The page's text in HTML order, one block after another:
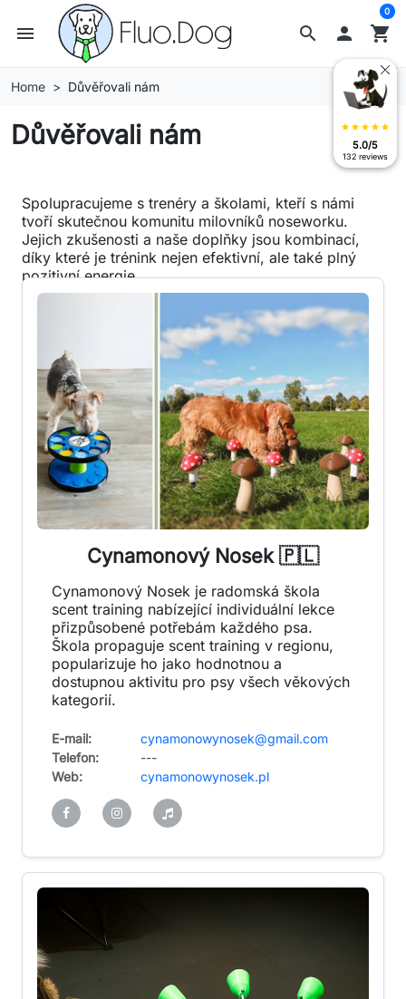
search
menu  shopping_cart
0
Home Důvěřovali nám
Důvěřovali nám
Spolupracujeme s trenéry a školami, kteří s námi
tvoří skutečnou komunitu milovníků noseworku.
Jejich zkušenosti a naše doplňky jsou kombinací,
díky které je trénink nejen efektivní, ale také plný
pozitivní energie.
Cynamonový Nosek 🇵🇱
Cynamonový Nosek je radomská škola
scent training nabízející individuální lekce
přizpůsobené potřebám každého psa.
Škola propaguje scent training v regionu,
popularizuje ho jako hodnotnou a
dostupnou aktivitu pro psy všech věkových
kategorií.
E-mail:
cynamonowynosek@gmail.com
Telefon:
---
Web:
cynamonowynosek.pl
star star star star star
5.0/5
132 reviews